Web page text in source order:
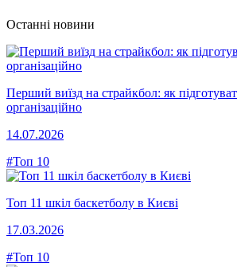
Останні новини
Перший виїзд на страйкбол: як
організаційно
14.07.2026
#Топ 10
Топ 11 шкіл баскетболу в Києві
17.03.2026
#Топ 10